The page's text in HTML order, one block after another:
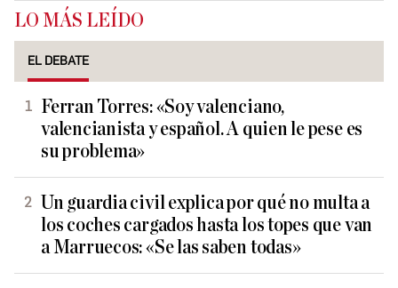
LO MÁS LEÍDO
EL DEBATE
Ferran Torres: «Soy valenciano,
valencianista y español. A quien le pese es
su problema»
Un guardia civil explica por qué no multa a
los coches cargados hasta los topes que van
a Marruecos: «Se las saben todas»